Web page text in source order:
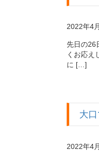
2022年4
先日の26
くお応え
に […]
大
2022年4